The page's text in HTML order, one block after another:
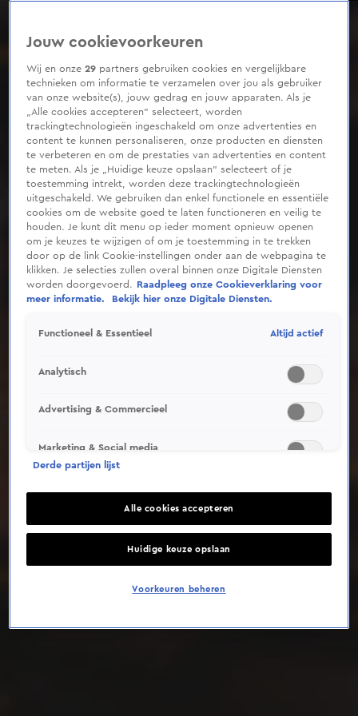
seconds
Deze video is niet beschikbaar op je huidige locatie
Jouw cookievoorkeuren
Wij en onze29 partners gebruiken cookies en vergelijkbare
technieken om informatie te verzamelen over jou als gebruiker
van onze website(s), jouw gedrag en jouw apparaten. Als je
„Alle cookies accepteren” selecteert, worden
trackingtechnologieën ingeschakeld om onze advertenties en
content te kunnen personaliseren, onze producten en diensten
te verbeteren en om de prestaties van advertenties en content
te meten. Als je „Huidige keuze opslaan” selecteert of je
toestemming intrekt, worden deze trackingtechnologieën
uitgeschakeld. We gebruiken dan enkel functionele en essentiële
cookies om de website goed te laten functioneren en veilig te
houden. Je kunt dit menu op ieder moment opnieuw openen
om je keuzes te wijzigen of om je toestemming in te trekken
door op de link Cookie-instellingen onder aan de webpagina te
klikken. Je selecties zullen overal binnen onze Digitale Diensten
worden doorgevoerd.
Raadpleeg onze Cookieverklaring voor
meer informatie.
Bekijk hier onze Digitale Diensten.
Functioneel & Essentieel Altijd actief
Analytisch
Advertising & Commercieel
Marketing & Social media
Derde partijen lijst
Alle cookies accepteren
Huidige keuze opslaan
Voorkeuren beheren